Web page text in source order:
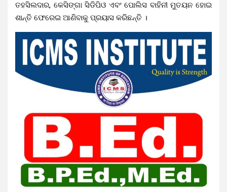
ତହସିଲଦାର, କେସିଙ୍ଗା ସିଡିପିଓ ଏବଂ ପୋଲିସ ବାହିନୀ ମୁତୟନ ହୋଇ
ଶାନ୍ତି ଫେରେଇ ଆଣିବାକୁ ପ୍ରୟାସ କରିଛନ୍ତି ।